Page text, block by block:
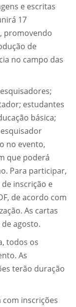
e escritas
17
promovendo
de
no campo das
estudantes
básica;
no evento,
que poderá
Para participar,
inscrição e
de acordo com
As cartas
agosto.
todos os
As
terão duração
com inscrições